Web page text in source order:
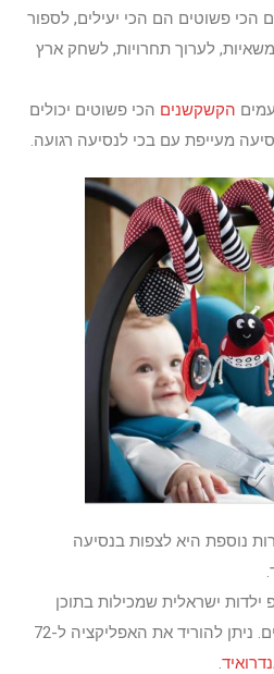
הכי פשוטים הם הכי יעילים, לספור
משאיות, לערוך תחרויות, לשחק ארץ
הקשקשנים הכי פשוטים יכולים
מעייפת עם בכי לנסיעה רגועה.
נוספת היא לצפות בנסיעה
ילדות ישראלית שמכילות בתוכן
משחקים, סרטונים ושירים. ניתן להוריד את האפליקציה ל-72
.